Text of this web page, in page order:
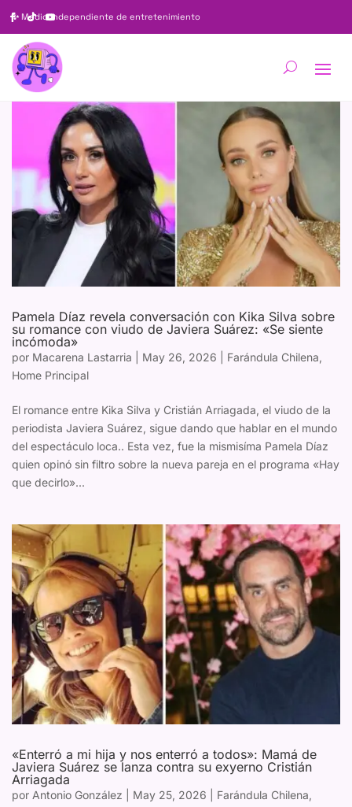
✨ Medio independiente de entretenimiento
Pamela Díaz revela conversación con Kika Silva sobre
su romance con viudo de Javiera Suárez: «Se siente
incómoda»
por Macarena Lastarria May 26, 2026 Farándula Chilena,
Home Principal
El romance entre Kika Silva y Cristián Arriagada, el viudo de la
periodista Javiera Suárez, sigue dando que hablar en el mundo
del espectáculo loca.. Esta vez, fue la mismisíma Pamela Díaz
quien opinó sin filtro sobre la nueva pareja en el programa «Hay
que decirlo»...
«Enterró a mi hija y nos enterró a todos»: Mamá de
Javiera Suárez se lanza contra su exyerno Cristián
Arriagada
por Antonio González May 25, 2026 Farándula Chilena,